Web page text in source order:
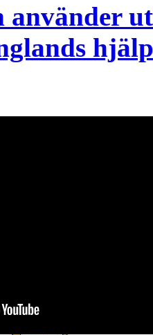
använder
hjälp